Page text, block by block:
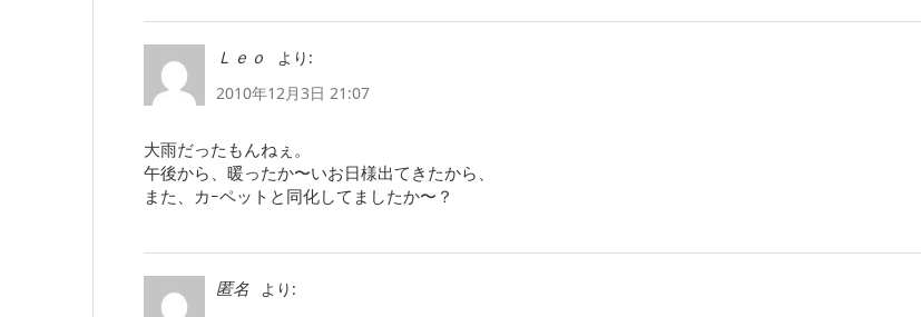
Ｌｅｏ
より:
2010年12月3日 21:07
大雨だったもんねぇ。
午後から、暖ったか〜いお日様出てきたから、
また、カｰペットと同化してましたか〜？
匿名
より: